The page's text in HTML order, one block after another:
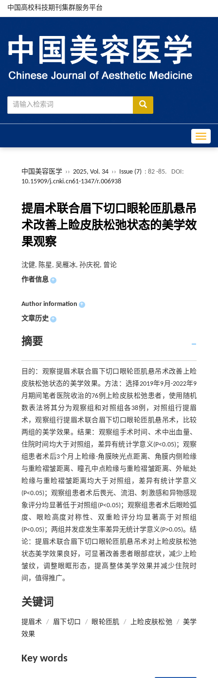
中国高校科技期刊集群服务平台
中国美容医学 ›› 2025, Vol. 34 ›› Issue (7) : 82 -85.
DOI:
10.15909/j.cnki.cn61-1347/r.006938
提眉术联合眉下切口眼轮匝肌悬吊
术改善上睑皮肤松弛状态的美学效
果观察
沈健, 陈星, 吴雁冰, 孙庆祝, 曾论
作者信息 +
Author information +
文章历史 +
摘要
目的：观察提眉术联合眉下切口眼轮匝肌悬吊术改善上睑
皮肤松弛状态的美学效果。方法：选择2019年9月-2022年9
月期间笔者医院收治的76例上睑皮肤松弛患者，使用随机
数表法将其分为观察组和对照组各38例，对照组行提眉
术，观察组行提眉术联合眉下切口眼轮匝肌悬吊术，比较
两组的美学效果。结果：观察组手术时间、术中出血量、
住院时间均大于对照组，差异有统计学意义(P<0.05)；观察
组患者术后3个月上睑缘-角膜映光点距离、角膜内侧睑缘
与重睑褶皱距离、瞳孔中点睑缘与重睑褶皱距离、外眦处
睑缘与重睑褶皱距离均大于对照组，差异有统计学意义
(P<0.05)；观察组患者术后畏光、流泪、刺激感和异物感现
象评分均显著低于对照组(P<0.05)；观察组患者术后眼睑弧
度、眼睑高度对称性、双重睑评分均显著高于对照组
(P<0.05)；两组并发症发生率差异无统计学意义(P>0.05)。结
论：提眉术联合眉下切口眼轮匝肌悬吊术对上睑皮肤松弛
状态美学效果良好，可显著改善患者眼部症状，减少上睑
皱纹，调整眼眶形态，提高整体美学效果并减少住院时
间，值得推广。
关键词
提眉术 / 眉下切口 / 眼轮匝肌 / 上睑皮肤松弛 / 美学
效果
Key words